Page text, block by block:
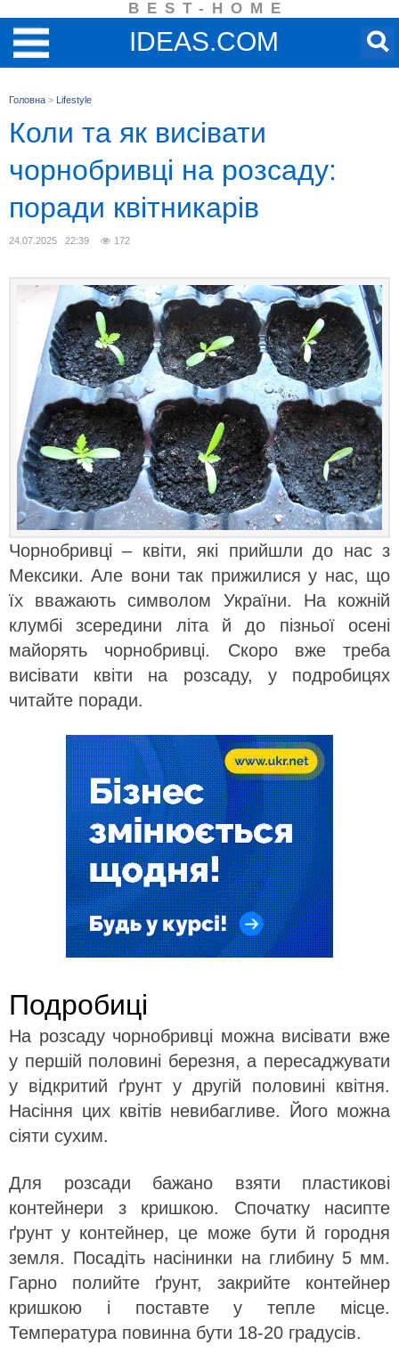
BEST-HOME
IDEAS.COM
Головна > Lifestyle
Коли та як висівати
чорнобривці на розсаду:
поради квітникарів
24.07.2025 22:39 172
Чорнобривці – квіти, які прийшли до нас з
Мексики. Але вони так прижилися у нас, що
їх вважають символом України. На кожній
клумбі зсередини літа й до пізньої осені
майорять чорнобривці. Скоро вже треба
висівати квіти на розсаду, у подробицях
читайте поради.
Подробиці
На розсаду чорнобривці можна висівати вже
у першій половині березня, а пересаджувати
у відкритий ґрунт у другій половині квітня.
Насіння цих квітів невибагливе. Його можна
сіяти сухим.
Для розсади бажано взяти пластикові
контейнери з кришкою. Спочатку насипте
ґрунт у контейнер, це може бути й городня
земля. Посадіть насінинки на глибину 5 мм.
Гарно полийте ґрунт, закрийте контейнер
кришкою і поставте у тепле місце.
Температура повинна бути 18-20 градусів.